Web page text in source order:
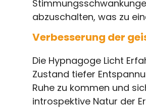
abzuschalten, was zu
Verbesserung der
Die Hypnagoge Licht
Zustand tiefer
Ruhe zu kommen und
introspektive Natur der